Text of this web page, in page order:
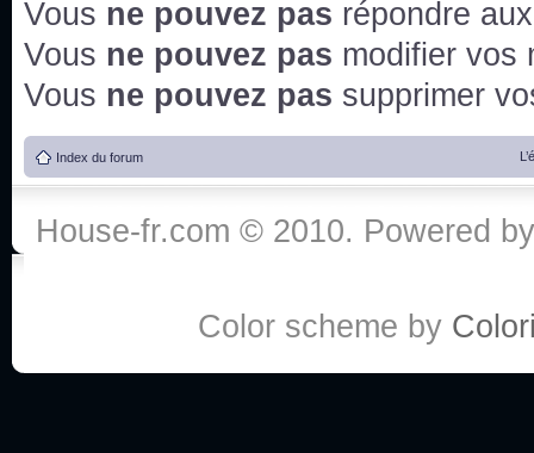
Vous ne pouvez pas répondre
Vous ne pouvez pas modifier vos
Vous ne pouvez pas supprimer
Index du forum
House-fr.com © 2010. Powered
Color scheme by